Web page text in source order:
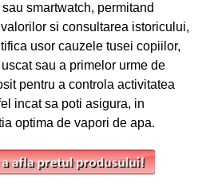
smartwatch, permitand
si consultarea istoricului,
usor cauzele tusei copiilor,
sau a primelor urme de
pentru a controla activitatea
incat sa poti asigura, in
optima de vapori de apa.